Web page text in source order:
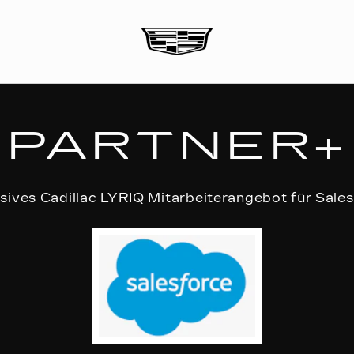
PARTNER+
Cadillac LYRIQ Mitarbeiterangebot für